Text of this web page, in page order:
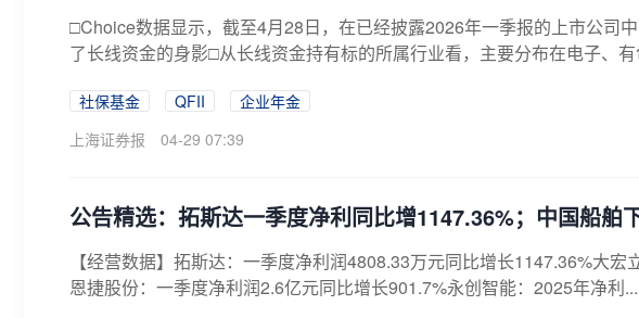
□Choice数据显示，截至4月28日，在已经披露2026年一季报的上市公司
了长线资金的身影□从长线资金持有标的所属行业看，主要分布在电子、
社保基金 QFII
企业年金
上海证券报
04-29 07:39
公告精选：拓斯达一季度净利同比增1147.36%；中国船舶
【经营数据】拓斯达：一季度净利润4808.33万元同比增长1147.36%大
恩捷股份：一季度净利润2.6亿元同比增长901.7%永创智能：2025年净利...